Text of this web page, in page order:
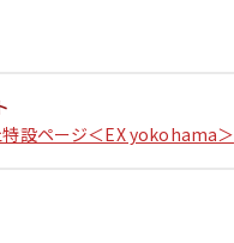
ェ特設ページ＜EX yokohama＞